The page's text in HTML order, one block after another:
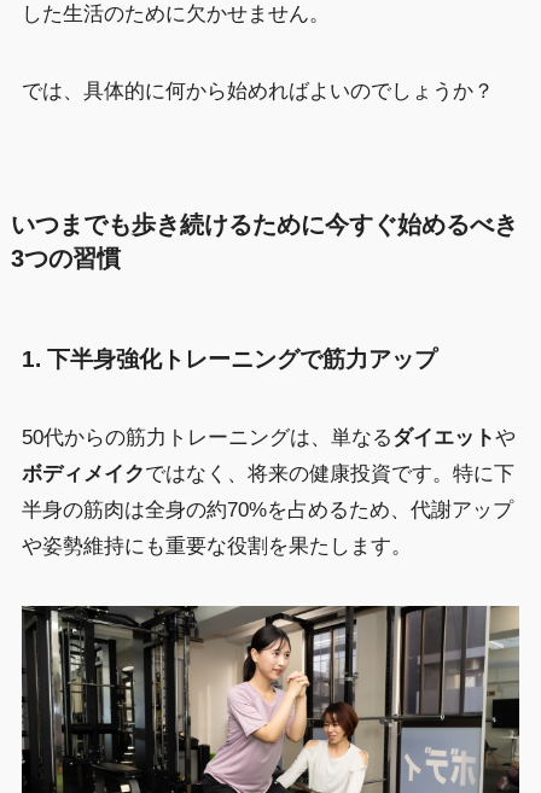
した生活のために欠かせません。
では、具体的に何から始めればよいのでしょうか？
いつまでも歩き続けるために今すぐ始めるべき
3つの習慣
1. 下半身強化トレーニングで筋力アップ
50代からの筋力トレーニングは、単なるダイエットや
ボディメイクではなく、将来の健康投資です。特に下
半身の筋肉は全身の約70%を占めるため、代謝アップ
や姿勢維持にも重要な役割を果たします。